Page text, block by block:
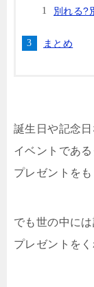
別れる?
まとめ
誕生日や記念
イベントであ
プレゼントを
でも世の中に
プレゼントを